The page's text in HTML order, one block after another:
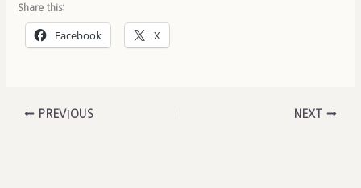
Share this:
Facebook X
PREVIOUS NEXT